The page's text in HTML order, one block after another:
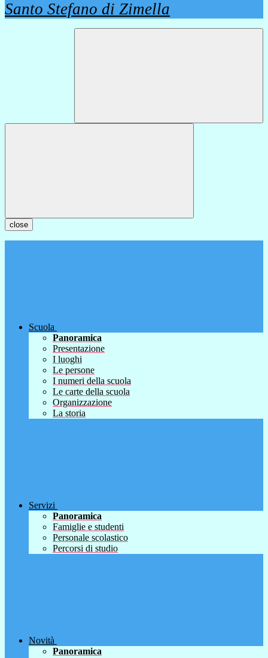
Santo Stefano di Zimella
close
Scuola
Panoramica
Presentazione
I luoghi
Le persone
I numeri della scuola
Le carte della scuola
Organizzazione
La storia
Servizi
Panoramica
Famiglie e studenti
Personale scolastico
Percorsi di studio
Novità
Panoramica